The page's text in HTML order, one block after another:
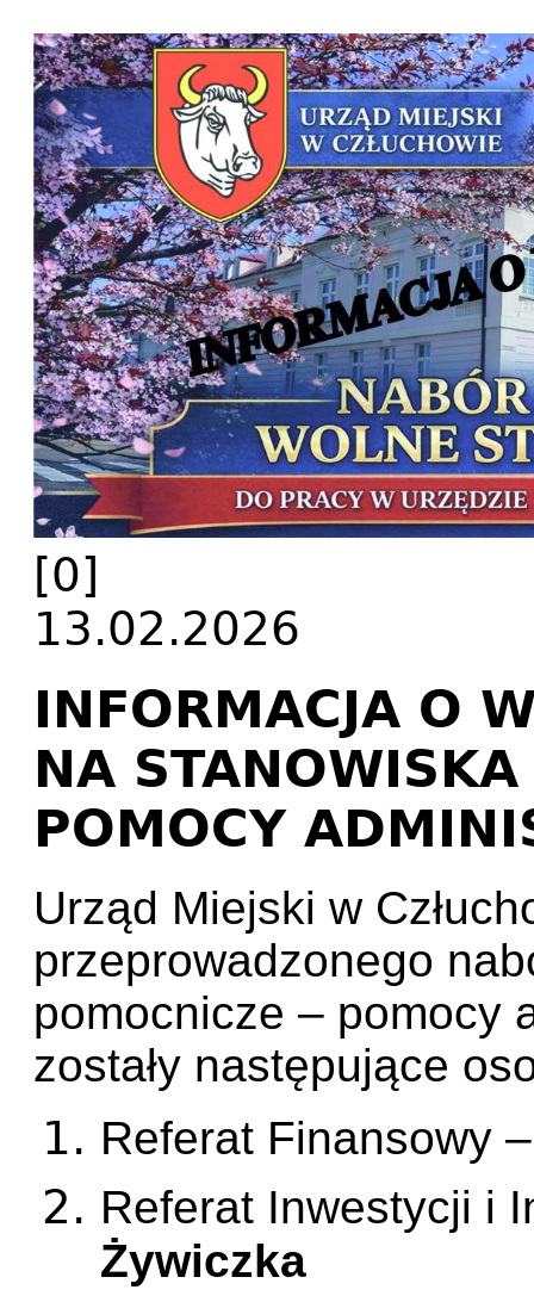
[0]
13.02.2026
INFORMACJA O
NA
POMOCY
Urząd Miejski w
przeprowadzonego
pomocnicze – pomocy
zostały następujące
Referat Finansowy –
Referat Inwestycji i
Żywiczka